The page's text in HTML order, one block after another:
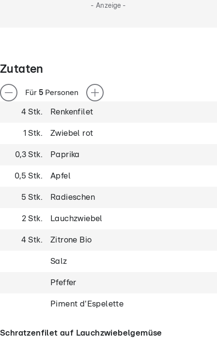
- Anzeige -
Zutaten
Für 5 Personen
4 Stk. Renkenfilet
1 Stk. Zwiebel rot
0,3 Stk. Paprika
0,5 Stk. Apfel
5 Stk. Radieschen
2 Stk. Lauchzwiebel
4 Stk. Zitrone Bio
Salz
Pfeffer
Piment d'Espelette
Schratzenfilet auf Lauchzwiebelgemüse